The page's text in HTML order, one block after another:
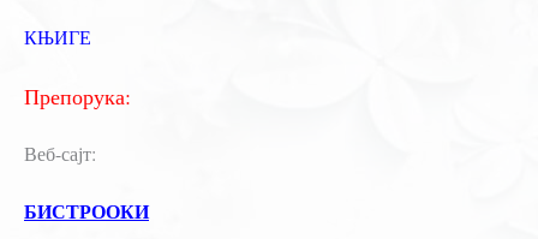
КЊИГЕ
Препорука:
Веб-сајт:
БИСТРООКИ